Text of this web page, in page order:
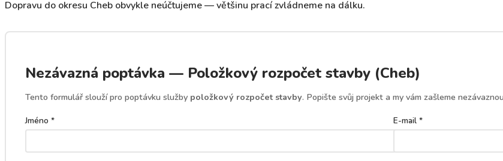
Dopravu do okresu Cheb obvykle neúčtujeme — většinu prací zvládneme na dálku.
Nezávazná poptávka — Položkový rozpočet stavby (Cheb)
Tento formulář slouží pro poptávku služby položkový rozpočet stavby. Popište svůj projekt a my vám zašleme
Jméno * E-mail *